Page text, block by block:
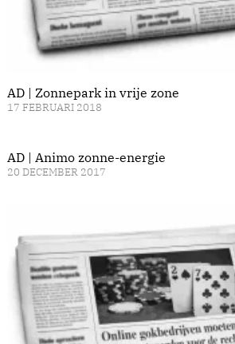
AD | Zonnepark in vrije zone
17 FEBRUARI 2018
AD | Animo zonne-energie
20 DECEMBER 2017